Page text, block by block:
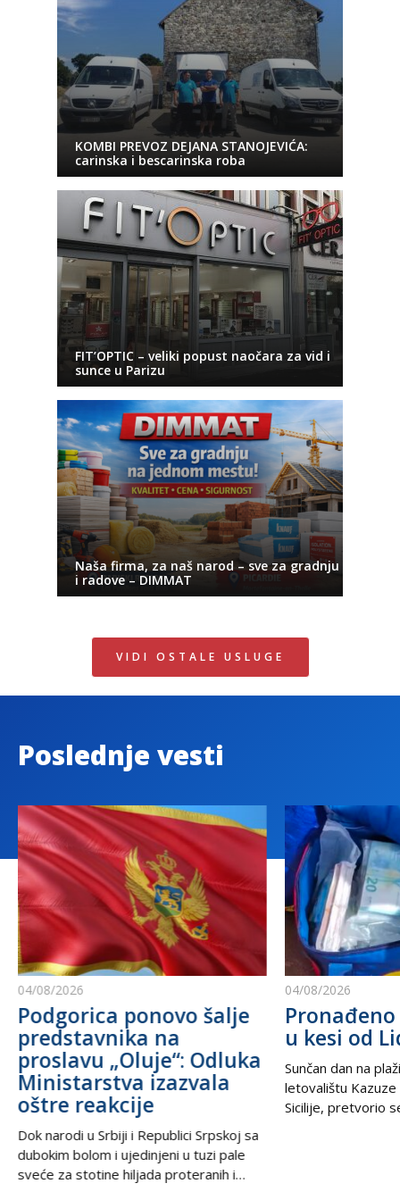
KOMBI PREVOZ DEJANA STANOJEVIĆA:
carinska i bescarinska roba
FIT’OPTIC – veliki popust naočara za vid i
sunce u Parizu
Naša firma, za naš narod – sve za gradnju
i radove – DIMMAT
VIDI OSTALE USLUGE
Poslednje vesti
04/08/2026
Podgorica ponovo šalje
predstavnika na
proslavu „Oluje“: Odluka
Ministarstva izazvala
oštre reakcije
Dok narodi u Srbiji i Republici Srpskoj sa
dubokim bolom i ujedinjeni u tuzi pale
sveće za stotine hiljada proteranih i
04/08/2026
Pronađeno
u kesi od
Sunčan dan na
letovalištu Kazuze
Sicilije, pretvorio